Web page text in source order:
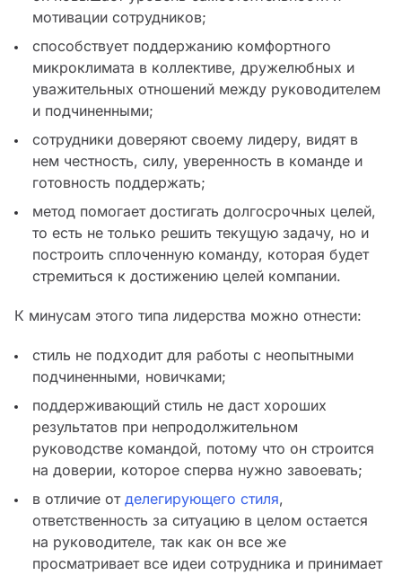
мотивации сотрудников;
способствует поддержанию комфортного
микроклимата в коллективе, дружелюбных и
уважительных отношений между руководителем
и подчиненными;
сотрудники доверяют своему лидеру, видят в
нем честность, силу, уверенность в команде и
готовность поддержать;
метод помогает достигать долгосрочных целей,
то есть не только решить текущую задачу, но и
построить сплоченную команду, которая будет
стремиться к достижению целей компании.
К минусам этого типа лидерства можно отнести:
стиль не подходит для работы с неопытными
подчиненными, новичками;
поддерживающий стиль не даст хороших
результатов при непродолжительном
руководстве командой, потому что он строится
на доверии, которое сперва нужно завоевать;
в отличие от делегирующего стиля,
ответственность за ситуацию в целом остается
на руководителе, так как он все же
просматривает все идеи сотрудника и принимает